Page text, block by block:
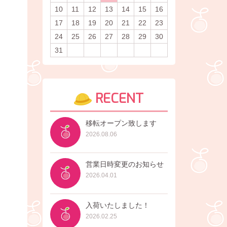
10
11 12 13 14 15
16
17
18 19 20 21 22
23
24
25 26 27 28 29
30
31
RECENT
移転オープン致します
2026.08.06
営業日時変更のお知らせ
2026.04.01
入荷いたしました！
2026.02.25